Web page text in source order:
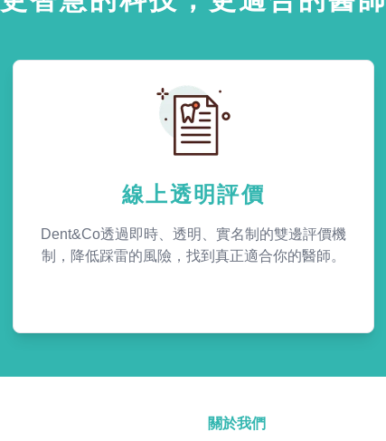
線上透明評價
Dent&Co透過即時、透明、實名制的雙邊評價機
制，降低踩雷的風險，找到真正適合你的醫師。
關於我們